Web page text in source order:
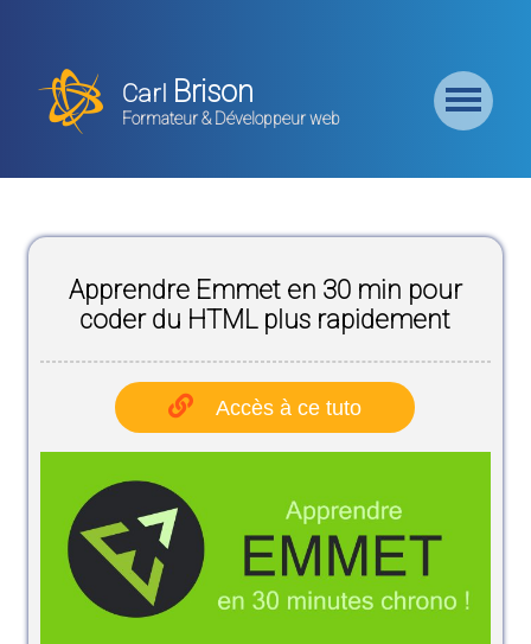
Carl Brison
Formateur & Développeur web
Formation
Backend
Formation
Frontend
Formation
Logiciel
Bundles
Apprendre Emmet en 30 min pour
coder du HTML plus rapidement
Accès à ce tuto